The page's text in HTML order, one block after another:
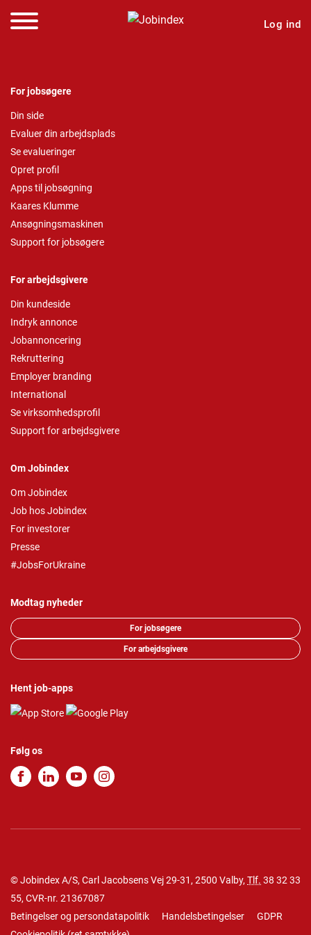
Log ind
For jobsøgere
Din side
Evaluer din arbejdsplads
Se evalueringer
Opret profil
Apps til jobsøgning
Kaares Klumme
Ansøgningsmaskinen
Support for jobsøgere
For arbejdsgivere
Din kundeside
Indryk annonce
Jobannoncering
Rekruttering
Employer branding
International
Se virksomhedsprofil
Support for arbejdsgivere
Om Jobindex
Om Jobindex
Job hos Jobindex
For investorer
Presse
#JobsForUkraine
Modtag nyheder
For jobsøgere
For arbejdsgivere
Hent job-apps
Følg os
© Jobindex A/S, Carl Jacobsens Vej 29-31, 2500 Valby, Tlf. 38 32 33
55, CVR-nr. 21367087
Betingelser og persondatapolitik
Handelsbetingelser
GDPR